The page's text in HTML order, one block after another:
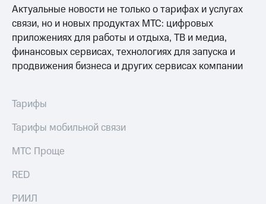
Актуальные новости не только о тарифах и услугах
связи, но и новых продуктах МТС: цифровых
приложениях для работы и отдыха, ТВ и медиа,
финансовых сервисах, технологиях для запуска и
продвижения бизнеса и других сервисах компании
Тарифы
Тарифы мобильной связи
МТС Проще
RED
РИИЛ